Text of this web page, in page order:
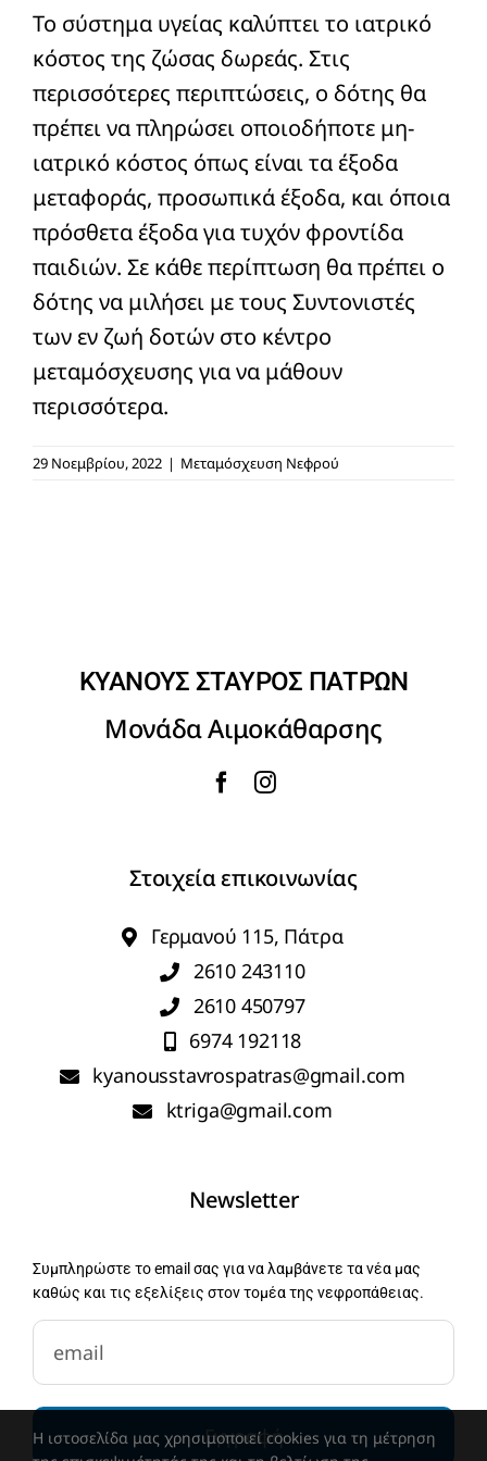
Διατροφή
Πληροφορίες
Άρθρα
Επικοινωνία
Το σύστημα υγείας καλύπτει το ιατρικό
κόστος της ζώσας δωρεάς. Στις
περισσότερες περιπτώσεις, ο δότης θα
πρέπει να πληρώσει οποιοδήποτε μη-
ιατρικό κόστος όπως είναι τα έξοδα
μεταφοράς, προσωπικά έξοδα, και όποια
πρόσθετα έξοδα για τυχόν φροντίδα
παιδιών. Σε κάθε περίπτωση θα πρέπει ο
δότης να μιλήσει με τους Συντονιστές
των εν ζωή δοτών στο κέντρο
μεταμόσχευσης για να μάθουν
περισσότερα.
29 Νοεμβρίου, 2022 | Μεταμόσχευση Νεφρού
ΚΥΑΝΟΥΣ ΣΤΑΥΡΟΣ ΠΑΤΡΩΝ
Μονάδα Αιμοκάθαρσης
Στοιχεία επικοινωνίας
Γερμανού 115, Πάτρα
2610 243110
2610 450797
6974 192118
kyanousstavrospatras@gmail.com
ktriga@gmail.com
Newsletter
Συμπληρώστε το email σας για να λαμβάνετε τα νέα μας
καθώς και τις εξελίξεις στον τομέα της νεφροπάθειας.
newsletter-email
Εγγραφή
Η ιστοσελίδα μας χρησιμοποιεί cookies για τη μέτρηση